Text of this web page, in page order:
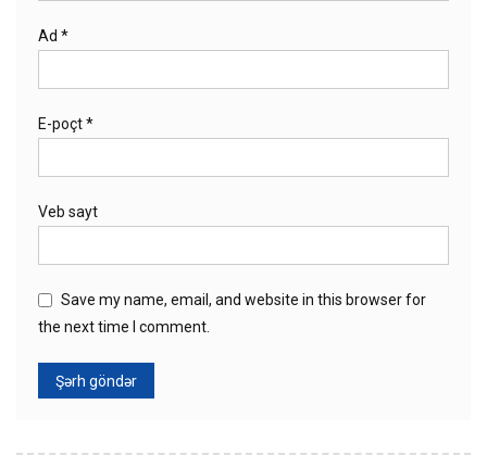
Ad *
E-poçt*
Veb sayt
Save my name, email, and website in this browser for
the next time I comment.